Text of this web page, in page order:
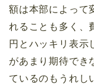
額は本部によって
れることも多く、
円とハッキリ表示
があまり期待でき
ているのもうれし